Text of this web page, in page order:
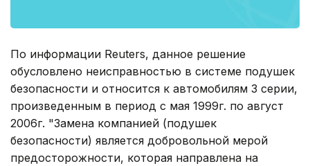
По информации Reuters, данное решение
обусловлено неисправностью в системе подушек
безопасности и относится к автомобилям 3 серии,
произведенным в период с мая 1999г. по август
2006г. "Замена компанией (подушек
безопасности) является добровольной мерой
предосторожности, которая направлена на